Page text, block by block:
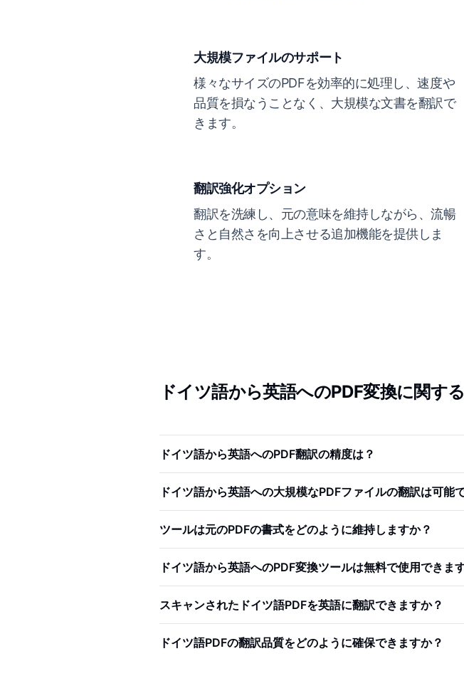
大規模ファイルのサポート
様々なサイズのPDFを効率的に処理し、速度や
品質を損なうことなく、大規模な文書を翻訳で
きます。
翻訳強化オプション
翻訳を洗練し、元の意味を維持しながら、流暢
さと自然さを向上させる追加機能を提供しま
す。
ドイツ語から英語へのPDF変換に関す
ドイツ語から英語へのPDF翻訳の精度は？
ドイツ語から英語への大規模なPDFファイルの翻訳は可能
ツールは元のPDFの書式をどのように維持しますか？
ドイツ語から英語へのPDF変換ツールは無料で使用できま
スキャンされたドイツ語PDFを英語に翻訳できますか？
ドイツ語PDFの翻訳品質をどのように確保できますか？